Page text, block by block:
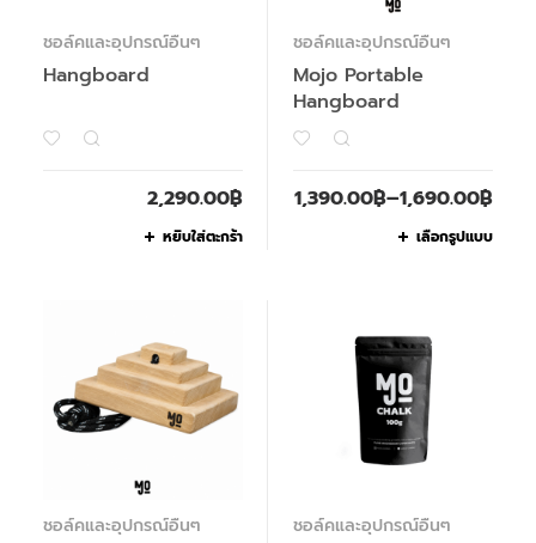
ชอล์คและอุปกรณ์อื่นๆ
Hangboard
2,290.00฿
หยิบใส่ตะกร้า
ชอล์คและอุปกรณ์อื่นๆ
Mojo Portable
Hangboard
1,390.00฿–1,690.00฿
เลือกรูปแบบ
ชอล์คและอุปกรณ์อื่นๆ ชอล์คและอุปกรณ์อื่นๆ